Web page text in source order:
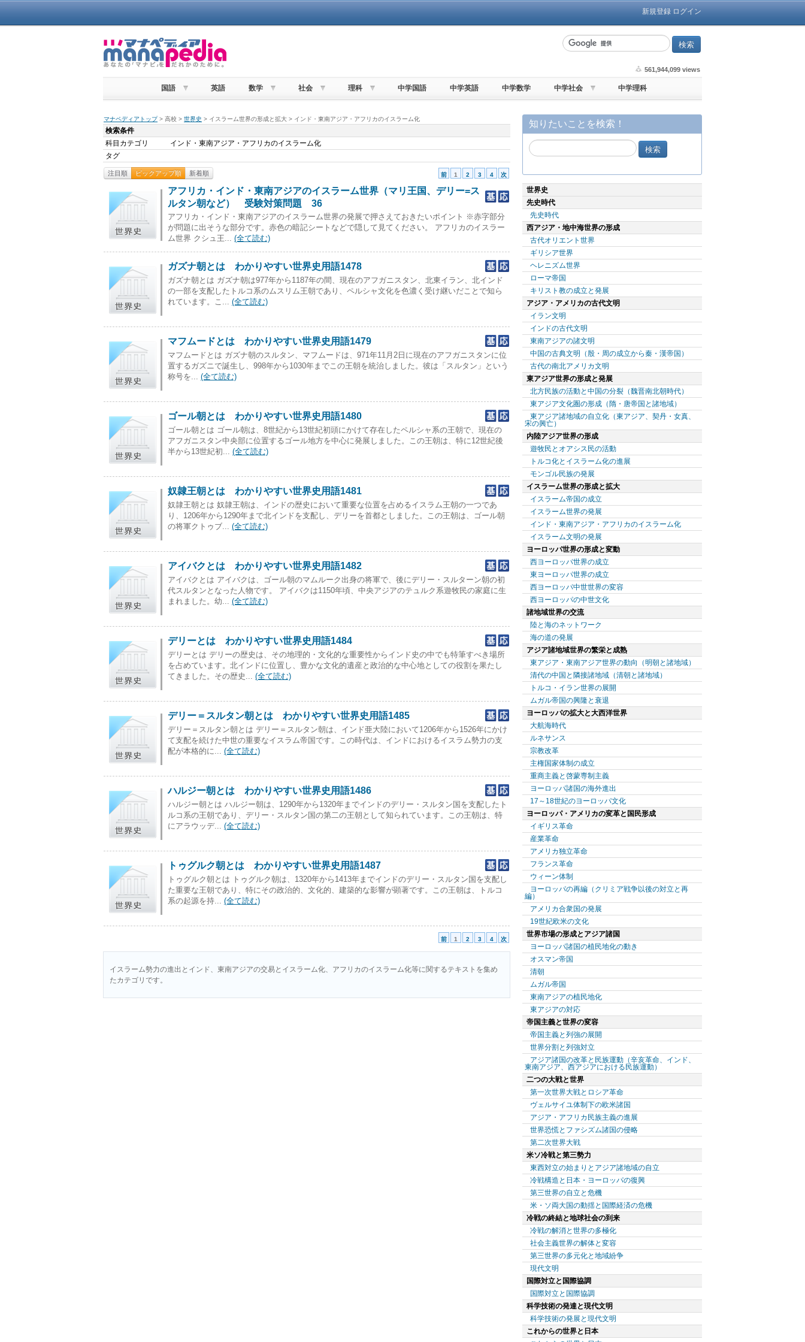
新規登録 ログイン
561,944,099 views
国語 英語 数学 社会 理科 中学国語 中学英語 中学数学 中学社会 中学理科
マナペディアトップ> 高校 > 世界史 > イスラーム世界の形成と拡大 > インド・東南アジア・アフリカのイスラーム化
検索条件
科目カテゴリ
インド・東南アジア・アフリカのイスラーム化
タグ
注目順 ピックアップ順 新着順 前 1 2 3 4 次
アフリカ・インド・東南アジアのイスラーム世界（マリ王国、デリー=ス
ルタン朝など） 受験対策問題 36
アフリカ・インド・東南アジアのイスラーム世界の発展で押さえておきたいポイント ※赤字部分
が問題に出そうな部分です。赤色の暗記シートなどで隠して見てください。 アフリカのイスラー
ム世界 クシュ王... (全て読む)
ガズナ朝とは わかりやすい世界史用語1478
ガズナ朝とは ガズナ朝は977年から1187年の間、現在のアフガニスタン、北東イラン、北インド
の一部を支配したトルコ系のムスリム王朝であり、ペルシャ文化を色濃く受け継いだことで知ら
れています。こ... (全て読む)
マフムードとは わかりやすい世界史用語1479
マフムードとは ガズナ朝のスルタン、マフムードは、971年11月2日に現在のアフガニスタンに位
置するガズニで誕生し、998年から1030年までこの王朝を統治しました。彼は「スルタン」という
称号を... (全て読む)
ゴール朝とは わかりやすい世界史用語1480
ゴール朝とは ゴール朝は、8世紀から13世紀初頭にかけて存在したペルシャ系の王朝で、現在の
アフガニスタン中央部に位置するゴール地方を中心に発展しました。この王朝は、特に12世紀後
半から13世紀初... (全て読む)
奴隷王朝とは わかりやすい世界史用語1481
奴隷王朝とは 奴隷王朝は、インドの歴史において重要な位置を占めるイスラム王朝の一つであ
り、1206年から1290年まで北インドを支配し、デリーを首都としました。この王朝は、ゴール朝
の将軍クトゥブ... (全て読む)
アイバクとは わかりやすい世界史用語1482
アイバクとは アイバクは、ゴール朝のマムルーク出身の将軍で、後にデリー・スルターン朝の初
代スルタンとなった人物です。 アイバクは1150年頃、中央アジアのテュルク系遊牧民の家庭に生
まれました。幼... (全て読む)
デリーとは わかりやすい世界史用語1484
デリーとは デリーの歴史は、その地理的・文化的な重要性からインド史の中でも特筆すべき場所
を占めています。北インドに位置し、豊かな文化的遺産と政治的な中心地としての役割を果たし
てきました。その歴史... (全て読む)
デリー＝スルタン朝とは わかりやすい世界史用語1485
デリー＝スルタン朝とは デリー＝スルタン朝は、インド亜大陸において1206年から1526年にかけ
て支配を続けた中世の重要なイスラム帝国です。この時代は、インドにおけるイスラム勢力の支
配が本格的に... (全て読む)
ハルジー朝とは わかりやすい世界史用語1486
ハルジー朝とは ハルジー朝は、1290年から1320年までインドのデリー・スルタン国を支配したト
ルコ系の王朝であり、デリー・スルタン国の第二の王朝として知られています。この王朝は、特
にアラウッデ... (全て読む)
トゥグルク朝とは わかりやすい世界史用語1487
トゥグルク朝とは トゥグルク朝は、1320年から1413年までインドのデリー・スルタン国を支配し
た重要な王朝であり、特にその政治的、文化的、建築的な影響が顕著です。この王朝は、トルコ
系の起源を持... (全て読む)
前 1 2 3 4 次
イスラーム勢力の進出とインド、東南アジアの交易とイスラーム化、アフリカのイスラーム化等に関するテキストを集め
たカテゴリです。
知りたいことを検索！
世界史
先史時代
先史時代
西アジア・地中海世界の形成
古代オリエント世界
ギリシア世界
ヘレニズム世界
ローマ帝国
キリスト教の成立と発展
アジア・アメリカの古代文明
イラン文明
インドの古代文明
東南アジアの諸文明
中国の古典文明（殷・周の成立から秦・漢帝国）
古代の南北アメリカ文明
東アジア世界の形成と発展
北方民族の活動と中国の分裂（魏晋南北朝時代）
東アジア文化圏の形成（隋・唐帝国と諸地域）
東アジア諸地域の自立化（東アジア、契丹・女真、
宋の興亡）
内陸アジア世界の形成
遊牧民とオアシス民の活動
トルコ化とイスラーム化の進展
モンゴル民族の発展
イスラーム世界の形成と拡大
イスラーム帝国の成立
イスラーム世界の発展
インド・東南アジア・アフリカのイスラーム化
イスラーム文明の発展
ヨーロッパ世界の形成と変動
西ヨーロッパ世界の成立
東ヨーロッパ世界の成立
西ヨーロッパ中世世界の変容
西ヨーロッパの中世文化
諸地域世界の交流
陸と海のネットワーク
海の道の発展
アジア諸地域世界の繁栄と成熟
東アジア・東南アジア世界の動向（明朝と諸地域）
清代の中国と隣接諸地域（清朝と諸地域）
トルコ・イラン世界の展開
ムガル帝国の興隆と衰退
ヨーロッパの拡大と大西洋世界
大航海時代
ルネサンス
宗教改革
主権国家体制の成立
重商主義と啓蒙専制主義
ヨーロッパ諸国の海外進出
17～18世紀のヨーロッパ文化
ヨーロッパ・アメリカの変革と国民形成
イギリス革命
産業革命
アメリカ独立革命
フランス革命
ウィーン体制
ヨーロッパの再編（クリミア戦争以後の対立と再
編）
アメリカ合衆国の発展
19世紀欧米の文化
世界市場の形成とアジア諸国
ヨーロッパ諸国の植民地化の動き
オスマン帝国
清朝
ムガル帝国
東南アジアの植民地化
東アジアの対応
帝国主義と世界の変容
帝国主義と列強の展開
世界分割と列強対立
アジア諸国の改革と民族運動（辛亥革命、インド、
東南アジア、西アジアにおける民族運動）
二つの大戦と世界
第一次世界大戦とロシア革命
ヴェルサイユ体制下の欧米諸国
アジア・アフリカ民族主義の進展
世界恐慌とファシズム諸国の侵略
第二次世界大戦
米ソ冷戦と第三勢力
東西対立の始まりとアジア諸地域の自立
冷戦構造と日本・ヨーロッパの復興
第三世界の自立と危機
米・ソ両大国の動揺と国際経済の危機
冷戦の終結と地球社会の到来
冷戦の解消と世界の多極化
社会主義世界の解体と変容
第三世界の多元化と地域紛争
現代文明
国際対立と国際協調
国際対立と国際協調
科学技術の発達と現代文明
科学技術の発展と現代文明
これからの世界と日本